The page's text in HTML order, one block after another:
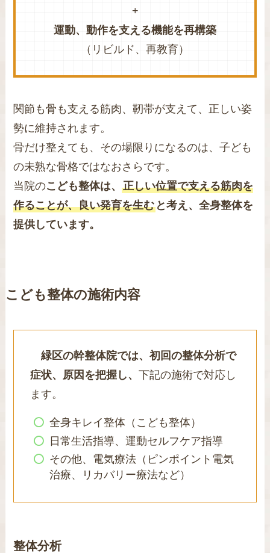
+
運動、動作を支える機能を再構築
（リビルド、再教育）
関節も骨も支える筋肉、靭帯が支えて、正しい姿
勢に維持されます。
骨だけ整えても、その場限りになるのは、子ども
の未熟な骨格ではなおさらです。
当院のこども整体は、正しい位置で支える筋肉を
作ることが、良い発育を生む と考え、全身整体を
提供しています。
こども整体の施術内容
緑区の幹整体院では、初回の整体分析で
症状、原因を把握し、下記の施術で対応し
ます。
全身キレイ整体（こども整体）
日常生活指導、運動セルフケア指導
その他、電気療法（ピンポイント電気
治療、リカバリー療法など）
整体分析